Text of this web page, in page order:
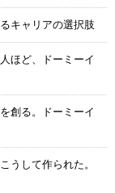
キャリアの選択肢
ほど、ドーミーイ
創る。ドーミーイ
うして作られた。